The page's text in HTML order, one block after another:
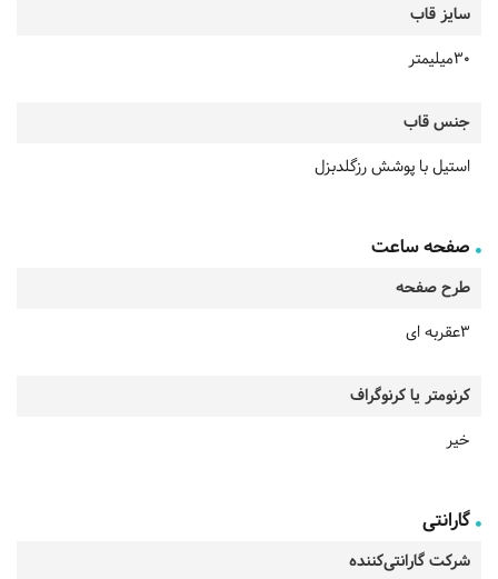
سایز قاب
30میلیمتر
جنس قاب
استیل با پوشش رزگلدبزل
صفحه ساعت
طرح صفحه
3عقربه ای
کرنومتر یا کرنوگراف
خیر
گارانتی
شرکت گارانتی‌کننده